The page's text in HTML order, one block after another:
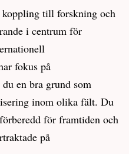
till forskning och
i centrum för
fokus på
en bra grund som
inom olika fält. Du
för framtiden och
på